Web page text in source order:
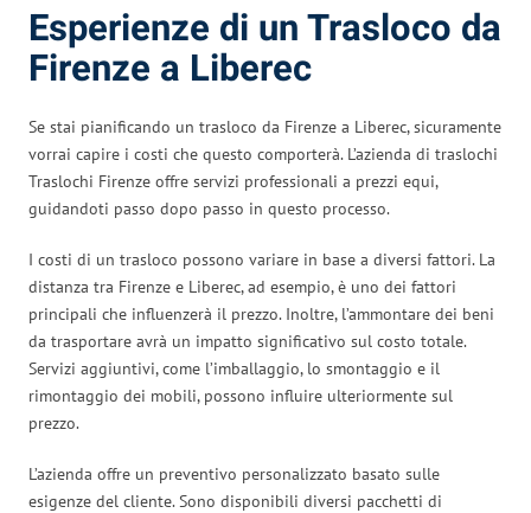
Esperienze di un Trasloco da
Firenze a Liberec
Se stai pianificando un trasloco da Firenze a Liberec, sicuramente
vorrai capire i costi che questo comporterà. L’azienda di traslochi
Traslochi Firenze offre servizi professionali a prezzi equi,
guidandoti passo dopo passo in questo processo.
I costi di un trasloco possono variare in base a diversi fattori. La
distanza tra Firenze e Liberec, ad esempio, è uno dei fattori
principali che influenzerà il prezzo. Inoltre, l’ammontare dei beni
da trasportare avrà un impatto significativo sul costo totale.
Servizi aggiuntivi, come l’imballaggio, lo smontaggio e il
rimontaggio dei mobili, possono influire ulteriormente sul
prezzo.
L’azienda offre un preventivo personalizzato basato sulle
esigenze del cliente. Sono disponibili diversi pacchetti di